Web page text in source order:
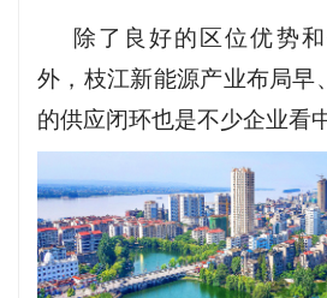
除了良好的区位优势
外，枝江新能源产业布局早
的供应闭环也是不少企业看